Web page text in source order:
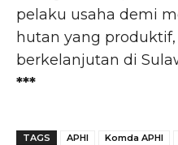
pelaku usaha demi
hutan yang produktif,
berkelanjutan di
***
TAGS APHI Komda APHI